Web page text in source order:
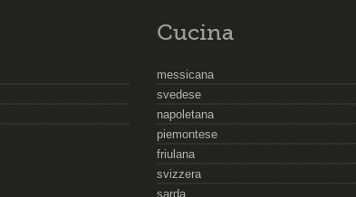
Cucina
messicana
svedese
napoletana
piemontese
friulana
svizzera
sarda